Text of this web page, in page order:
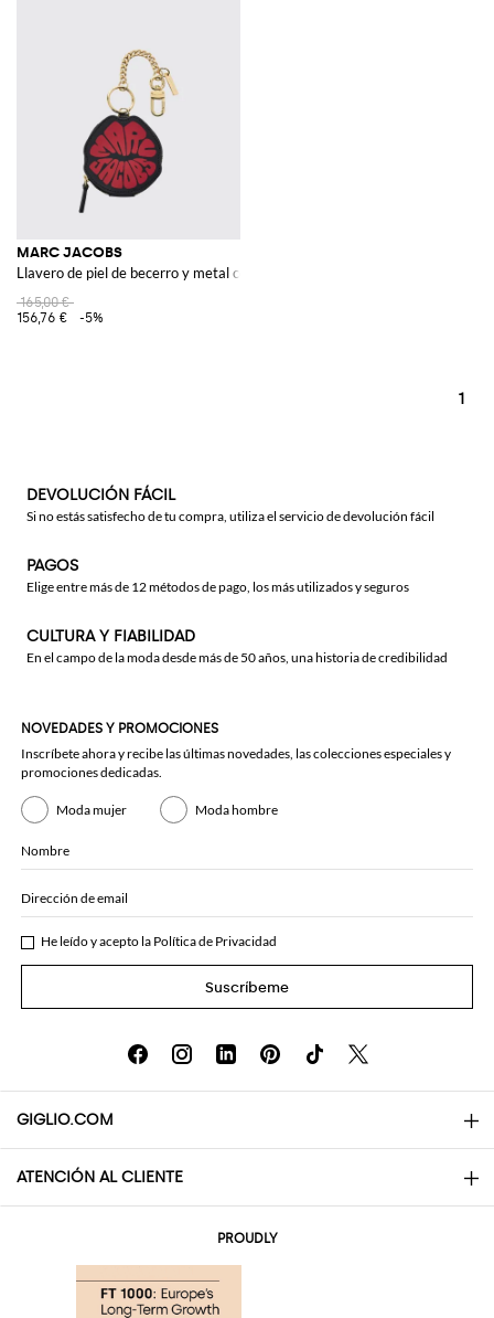
MARC JACOBS
Llavero de piel de becerro y metal con logo y mosquetón
165,00 €
156,76 €
-5%
1
DEVOLUCIÓN FÁCIL
Si no estás satisfecho de tu compra, utiliza el servicio de devolución fácil
PAGOS
Elige entre más de 12 métodos de pago, los más utilizados y seguros
CULTURA Y FIABILIDAD
En el campo de la moda desde más de 50 años, una historia de credibilidad
NOVEDADES Y PROMOCIONES
Inscríbete ahora y recibe las últimas novedades, las colecciones especiales y
promociones dedicadas.
Moda mujer Moda hombre
Nombre
Dirección de email
He leído y acepto la Política de Privacidad
Suscríbeme
GIGLIO.COM
About
ATENCIÓN AL CLIENTE
PROUDLY